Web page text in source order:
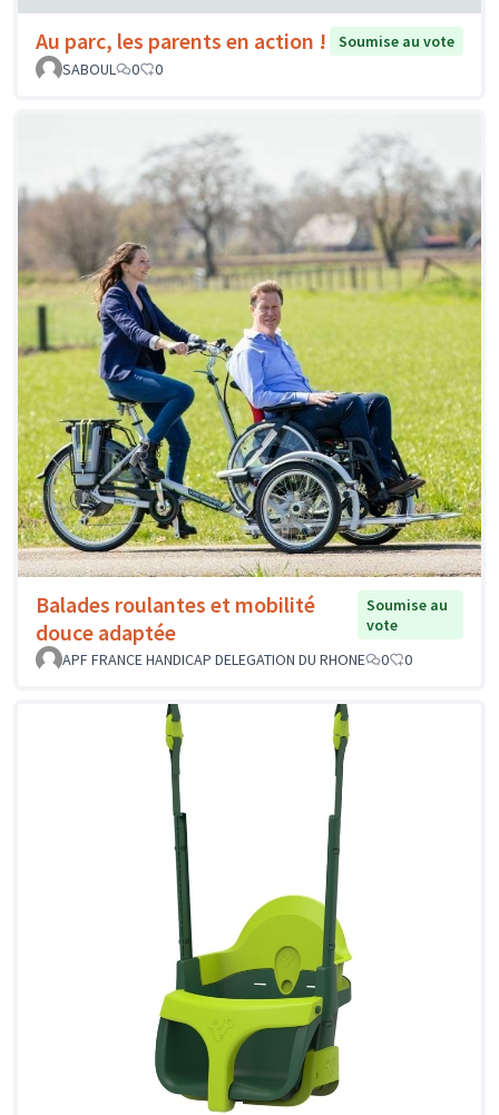
Au parc, les parents en action !
Soumise au vote
SABOUL
0 0
Balades roulantes et mobilité
douce adaptée
Soumise au
vote
APF FRANCE HANDICAP DELEGATION DU RHONE
0 0